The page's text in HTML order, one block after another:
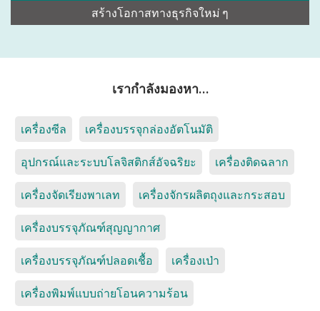
สร้างโอกาสทางธุรกิจใหม่ ๆ
เรากำลังมองหา…
เครื่องซีล เครื่องบรรจุกล่องอัตโนมัติ
อุปกรณ์และระบบโลจิสติกส์อัจฉริยะ เครื่องติดฉลาก
เครื่องจัดเรียงพาเลท เครื่องจักรผลิตถุงและกระสอบ
เครื่องบรรจุภัณฑ์สุญญากาศ
เครื่องบรรจุภัณฑ์ปลอดเชื้อ เครื่องเป่า
เครื่องพิมพ์แบบถ่ายโอนความร้อน